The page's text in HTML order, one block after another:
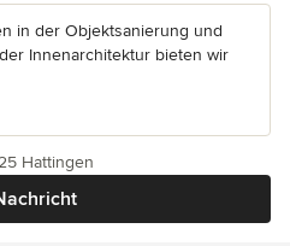
in der Objektsanierung und
Innenarchitektur bieten wir
Hattingen